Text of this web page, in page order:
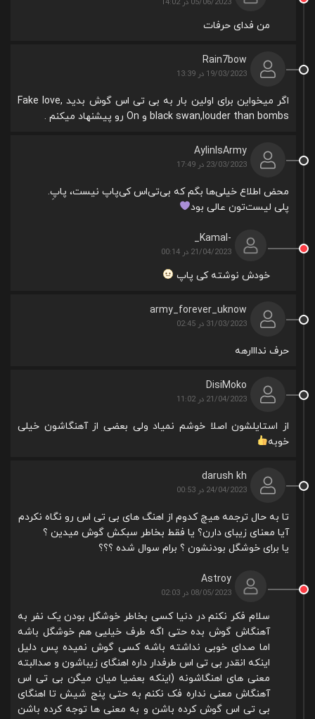
من فدای حرفات
Rain7bow
19/03/2023 در 13:39
اگر میخواین برای اولین بار به بی تی اس گوش بدید Fake love,
black swan,louder than bombs و On رو پیشنهاد میکنم .
AylinIsArmy
23/03/2023 در 17:49
محض اطلاع خیلی‌ها بگم که بی‌تی‌اس کی‌پاپ نیست، پاپِ.
پلی لیست‌تون عالی بود
-Kamal_
21/04/2023 در 00:14
خودش نوشته کی پاپ
army_forever_uknow
31/03/2023 در 02:45
حرف ندااارهه
DisiMoko
21/04/2023 در 11:02
از استایلشون اصلا خوشم نمیاد ولی بعضی از آهنگاشون خیلی
خوبه
darush kh
24/04/2023 در 00:53
تا به حال ترجمه هیچ کدوم از اهنگ های بی تی اس رو نگاه نکردم
آیا معنای زیبای دارن؟ یا فقط بخاطر سبکش گوش میدین ؟
یا برای خوشگل بودنشون ؟ برام سوال شده ؟؟؟
Astroy
08/05/2023 در 02:03
سلام فکر نکنم در دنیا کسی بخاطر خوشگل بودن یک نفر به
آهنگاش گوش بده حتی اگه طرف خیلیی هم خوشگل باشه
اما صدای خوبی نداشته باشه کسی گوش نمیده پس دلیل
اینکه انقدر بی تی اس طرفدار داره اهنگای زیباشون و صدالبته
معنی های اهنگاشونه (اینکه بعضیا میان میگن بی تی اس
آهنگاش معنی نداره فک نکنم به حتی پنج شیش تا اهنگای
بی تی اس گوش کرده باشن و به معنی ها توجه کرده باشن